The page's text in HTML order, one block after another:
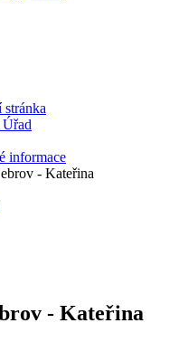
Úřad
informace
- Kateřina
- Kateřina